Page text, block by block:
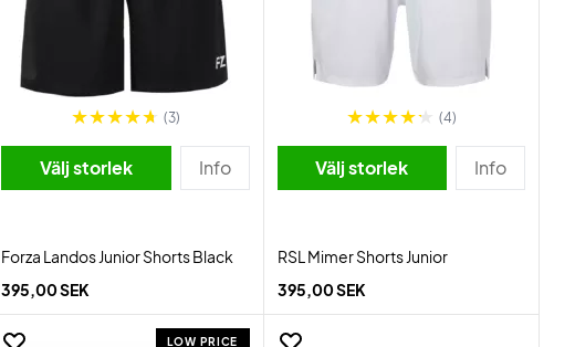
(3)
Välj storlek Info
Forza Landos Junior Shorts Black
395,00 SEK
(4)
Välj storlek Info
RSL Mimer Shorts Junior
395,00 SEK
LOW PRICE